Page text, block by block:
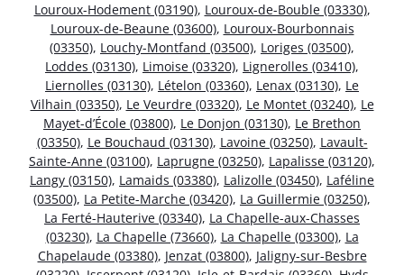
Louroux-Hodement (03190), Louroux-de-Bouble (03330),
Louroux-de-Beaune (03600), Louroux-Bourbonnais
(03350), Louchy-Montfand (03500), Loriges (03500),
Loddes (03130), Limoise (03320), Lignerolles (03410),
Liernolles (03130), Lételon (03360), Lenax (03130), Le
Vilhain (03350), Le Veurdre (03320), Le Montet (03240), Le
Mayet-d’École (03800), Le Donjon (03130), Le Brethon
(03350), Le Bouchaud (03130), Lavoine (03250), Lavault-
Sainte-Anne (03100), Laprugne (03250), Lapalisse (03120),
Langy (03150), Lamaids (03380), Lalizolle (03450), Laféline
(03500), La Petite-Marche (03420), La Guillermie (03250),
La Ferté-Hauterive (03340), La Chapelle-aux-Chasses
(03230), La Chapelle (73660), La Chapelle (03300), La
Chapelaude (03380), Jenzat (03800), Jaligny-sur-Besbre